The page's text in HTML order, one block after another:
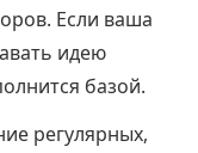
Если ваша
идею
базой.
регулярных,